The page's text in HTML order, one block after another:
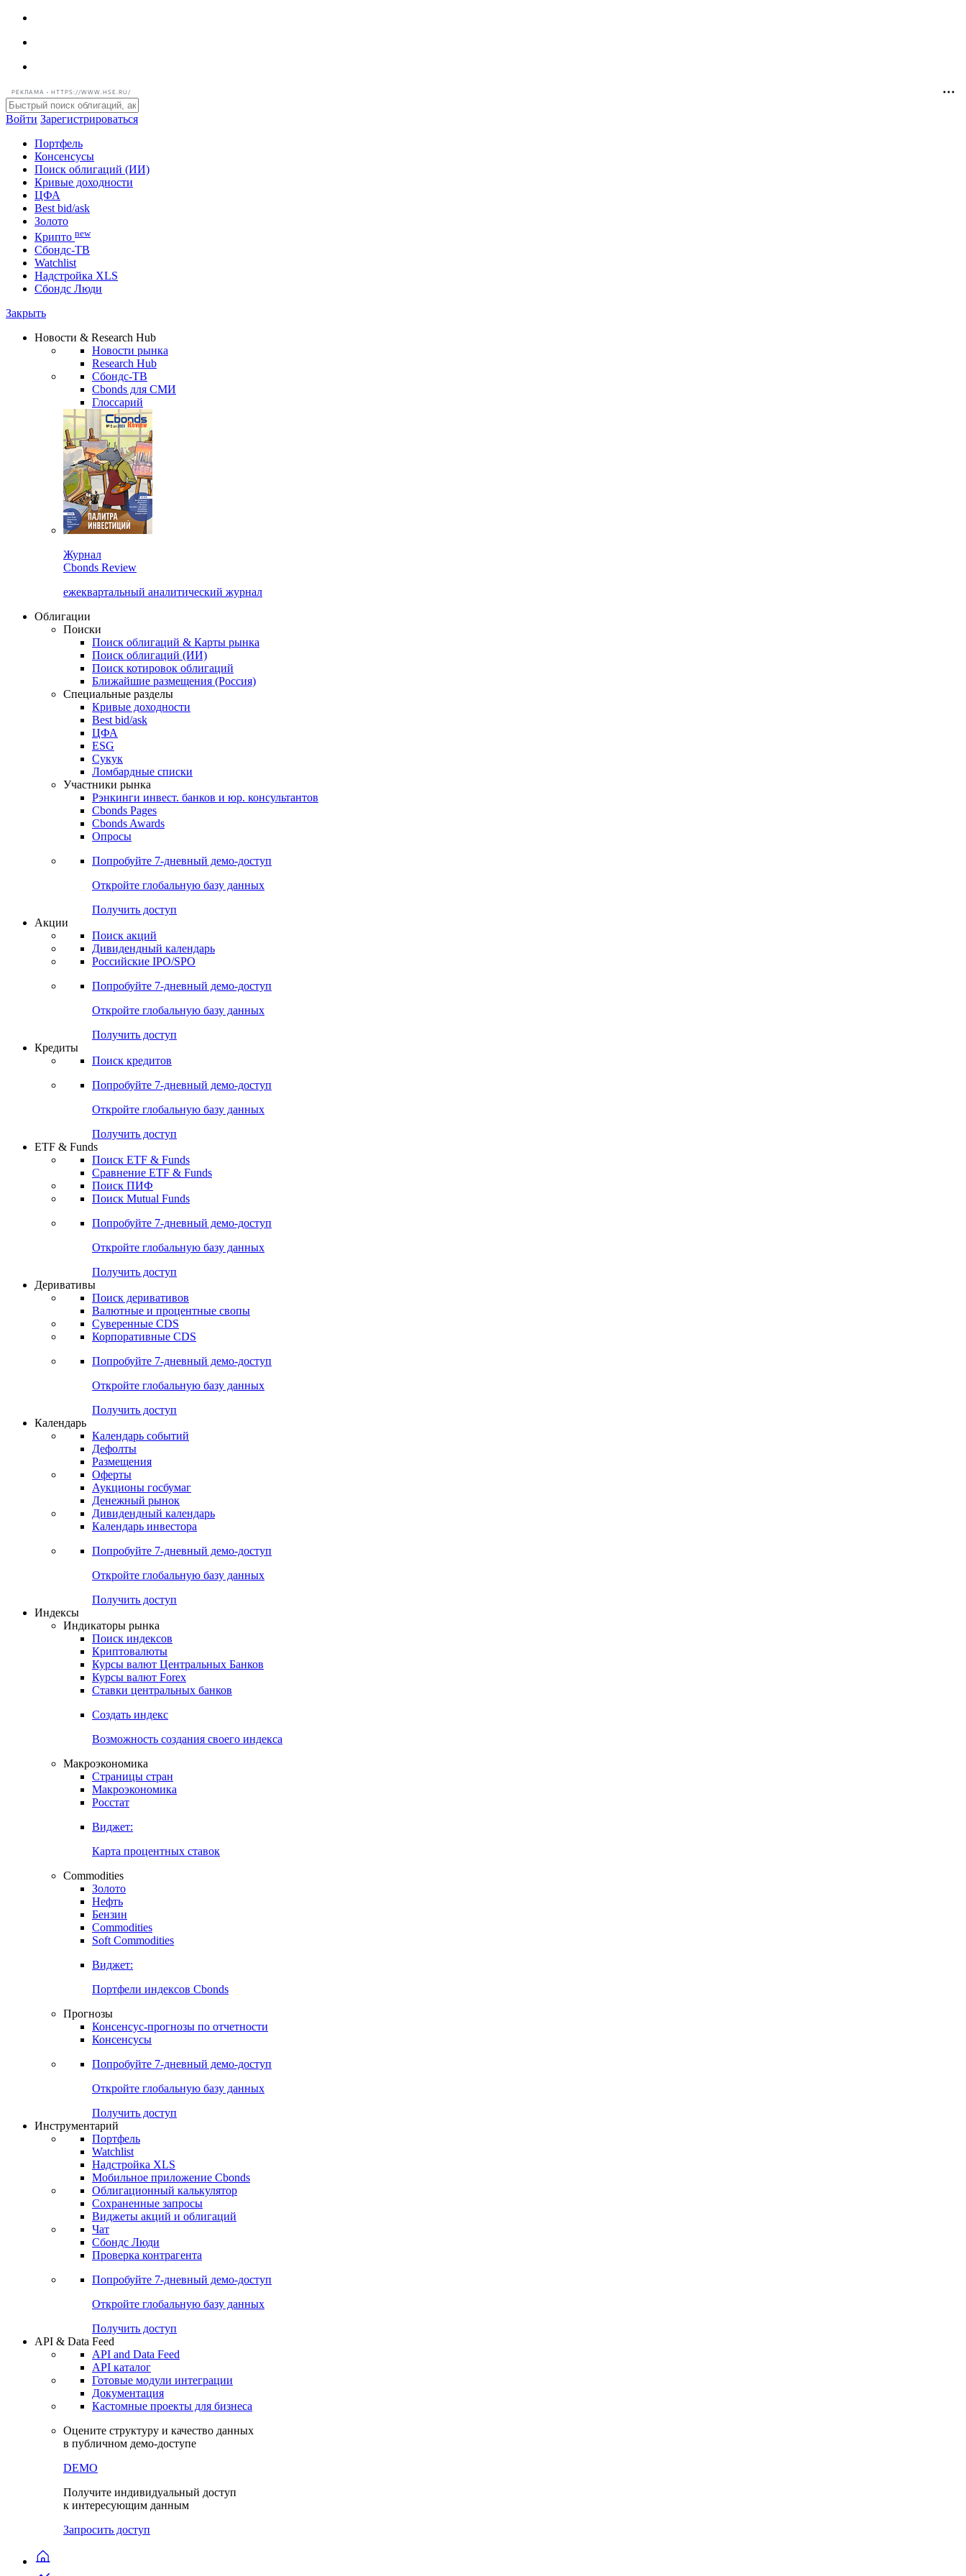
РЕКЛАМА • HTTPS://WWW.HSE.RU/
Войти Зарегистрироваться
Портфель
Консенсусы
Поиск облигаций (ИИ)
Кривые доходности
ЦФА
Best bid/ask
Золото
Криптоnew
Сбондс-ТВ
Надстройка XLS
Сбондс Люди
Новости & Research Hub
Новости рынка
Research Hub
Сбондс-ТВ
Cbonds для СМИ
Глоссарий
Журнал
Cbonds Review
ежеквартальный аналитический журнал
Облигации
Поиски
Поиск облигаций & Карты рынка
Поиск облигаций (ИИ)
Поиск котировок облигаций
Ближайшие размещения (Россия)
Специальные разделы
Кривые доходности
Best bid/ask
ЦФА
ESG
Сукук
Ломбардные списки
Участники рынка
Рэнкинги инвест. банков и юр. консультантов
Cbonds Pages
Cbonds Awards
Опросы
Попробуйте7-дневный
Откройте глобальную базу данных
Получить доступ
Акции
Поиск акций
Дивидендный календарь
Российские IPO/SPO
Попробуйте7-дневный
Откройте глобальную базу данных
Получить доступ
Кредиты
Поиск кредитов
Попробуйте7-дневный
Откройте глобальную базу данных
Получить доступ
ETF & Funds
Поиск ETF & Funds
Сравнение ETF & Funds
Поиск ПИФ
Поиск Mutual Funds
Попробуйте7-дневный
Откройте глобальную базу данных
Получить доступ
Деривативы
Поиск деривативов
Валютные и процентные свопы
Суверенные CDS
Корпоративные CDS
Попробуйте7-дневный
Откройте глобальную базу данных
Получить доступ
Календарь
Календарь событий
Дефолты
Размещения
Оферты
Аукционы госбумаг
Денежный рынок
Дивидендный календарь
Календарь инвестора
Попробуйте7-дневный
Получить доступ
Индикаторы рынка
Поиск индексов
Криптовалюты
Курсы валют Центральных Банков
Курсы валют Forex
Ставки центральных банков
Создать индекс
Возможность создания своего индекса
Макроэкономика
Страницы стран
Макроэкономика
Росстат
Виджет:
Карта процентных ставок
Commodities
Золото
Нефть
Бензин
Commodities
Soft Commodities
Виджет:
Портфели индексов Cbonds
Прогнозы
Консенсус-прогнозы по отчетности
Консенсусы
Попробуйте7-дневный
Откройте глобальную базу данных
Получить доступ
Инструментарий
Портфель
Watchlist
Надстройка XLS
Мобильное приложение Cbonds
Облигационный калькулятор
Сохраненные запросы
Виджеты акций и облигаций
Чат
Сбондс Люди
Проверка контрагента
Попробуйте7-дневный
Откройте глобальную базу данных
Получить доступ
API & Data Feed
API and Data Feed
API каталог
Документация
Кастомные проекты для бизнеса
Оцените структуру и качество данных
в публичном демо-доступе
DEMO
Получите индивидуальный доступ